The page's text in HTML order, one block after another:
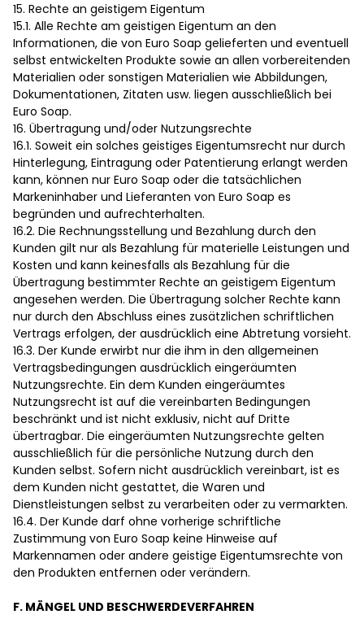
15. Rechte an geistigem Eigentum
15.1. Alle Rechte am geistigen Eigentum an den
Informationen, die von Euro Soap gelieferten und eventuell
selbst entwickelten Produkte sowie an allen vorbereitenden
Materialien oder sonstigen Materialien wie Abbildungen,
Dokumentationen, Zitaten usw. liegen ausschließlich bei
Euro Soap.
16. Übertragung und/oder Nutzungsrechte
16.1. Soweit ein solches geistiges Eigentumsrecht nur durch
Hinterlegung, Eintragung oder Patentierung erlangt werden
kann, können nur Euro Soap oder die tatsächlichen
Markeninhaber und Lieferanten von Euro Soap es
begründen und aufrechterhalten.
16.2. Die Rechnungsstellung und Bezahlung durch den
Kunden gilt nur als Bezahlung für materielle Leistungen und
Kosten und kann keinesfalls als Bezahlung für die
Übertragung bestimmter Rechte an geistigem Eigentum
angesehen werden. Die Übertragung solcher Rechte kann
nur durch den Abschluss eines zusätzlichen schriftlichen
Vertrags erfolgen, der ausdrücklich eine Abtretung vorsieht.
16.3. Der Kunde erwirbt nur die ihm in den allgemeinen
Vertragsbedingungen ausdrücklich eingeräumten
Nutzungsrechte. Ein dem Kunden eingeräumtes
Nutzungsrecht ist auf die vereinbarten Bedingungen
beschränkt und ist nicht exklusiv, nicht auf Dritte
übertragbar. Die eingeräumten Nutzungsrechte gelten
ausschließlich für die persönliche Nutzung durch den
Kunden selbst. Sofern nicht ausdrücklich vereinbart, ist es
dem Kunden nicht gestattet, die Waren und
Dienstleistungen selbst zu verarbeiten oder zu vermarkten.
16.4. Der Kunde darf ohne vorherige schriftliche
Zustimmung von Euro Soap keine Hinweise auf
Markennamen oder andere geistige Eigentumsrechte von
den Produkten entfernen oder verändern.
F. MÄNGEL UND BESCHWERDEVERFAHREN